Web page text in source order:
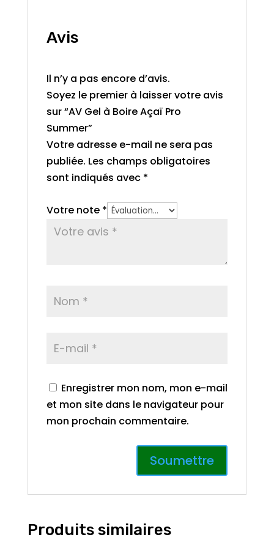
Avis
Il n’y a pas encore d’avis.
Soyez le premier à laisser votre avis
sur “AV Gel à Boire Açaï Pro
Summer”
Votre adresse e-mail ne sera pas
publiée. Les champs obligatoires
sont indiqués avec *
Votre note *
Enregistrer mon nom, mon e-mail
et mon site dans le navigateur pour
mon prochain commentaire.
Produits similaires